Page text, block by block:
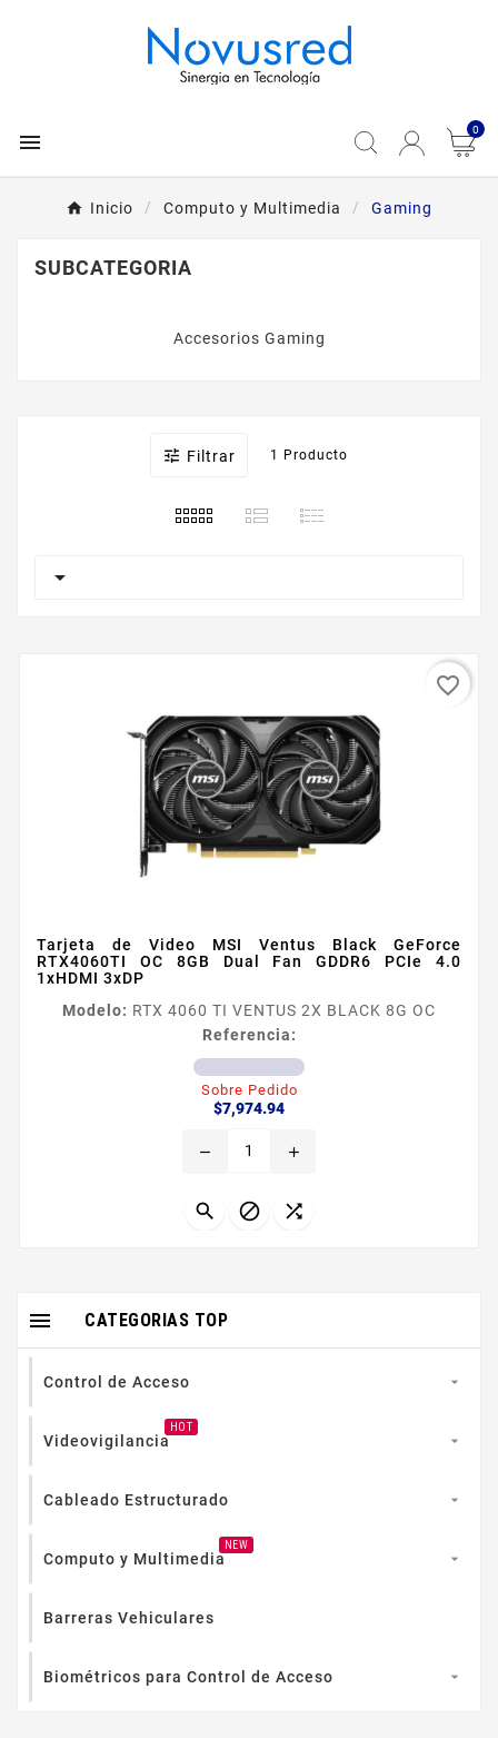
 0
Inicio Computo y Multimedia Gaming
SUBCATEGORIA
Accesorios Gaming
 Filtrar 1 Producto

Tarjeta de Video MSI Ventus Black GeForce
RTX4060TI OC 8GB Dual Fan GDDR6 PCIe 4.0
1xHDMI 3xDP
Modelo: RTX 4060 TI VENTUS 2X BLACK 8G OC
Referencia:
Sobre Pedido
$7,974.94Precio
remove add
  
favorite_border
CATEGORIAS TOP

Control de Acceso 
Videovigilancia
HOT

Cableado Estructurado 
Computo y Multimedia
NEW

Barreras Vehiculares
Biométricos para Control de Acceso 